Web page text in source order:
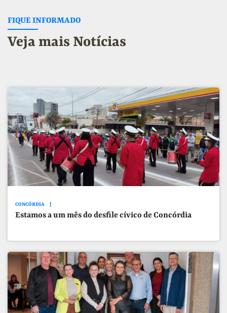
FIQUE INFORMADO
Veja mais Notícias
CONCÓRDIA
Estamos a um mês do desfile cívico de Concórdia